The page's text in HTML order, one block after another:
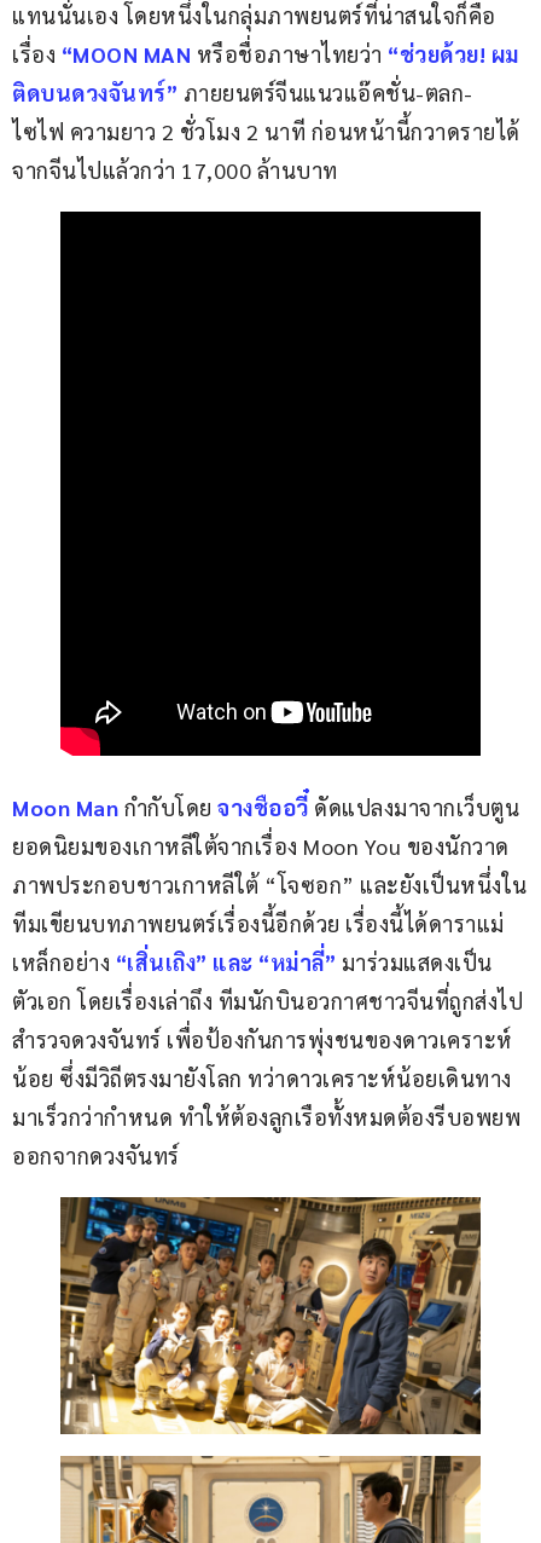
แทนนั่นเอง โดยหนึ่งในกลุ่มภาพยนตร์ที่น่าสนใจก็คือ
เรื่อง “MOON MAN หรือชื่อภาษาไทยว่า “ช่วยด้วย! ผม
ติดบนดวงจันทร์” ภายยนตร์จีนแนวแอ๊คชั่น-ตลก-
ไซไฟ ความยาว 2 ชั่วโมง 2 นาที ก่อนหน้านี้กวาดรายได้
จากจีนไปแล้วกว่า 17,000 ล้านบาท
Moon Man กำกับโดย จางชืออวี๋ ดัดแปลงมาจากเว็บตูน
ยอดนิยมของเกาหลีใต้จากเรื่อง Moon You ของนักวาด
ภาพประกอบชาวเกาหลีใต้ “โจซอก” และยังเป็นหนึ่งใน
ทีมเขียนบทภาพยนตร์เรื่องนี้อีกด้วย เรื่องนี้ได้ดาราแม่
เหล็กอย่าง “เสิ่นเถิง” และ “หม่าลี่” มาร่วมแสดงเป็น
ตัวเอก โดยเรื่องเล่าถึง ทีมนักบินอวกาศชาวจีนที่ถูกส่งไป
สำรวจดวงจันทร์ เพื่อป้องกันการพุ่งชนของดาวเคราะห์
น้อย ซึ่งมีวิถีตรงมายังโลก ทว่าดาวเคราะห์น้อยเดินทาง
มาเร็วกว่ากำหนด ทำให้ต้องลูกเรือทั้งหมดต้องรีบอพยพ
ออกจากดวงจันทร์